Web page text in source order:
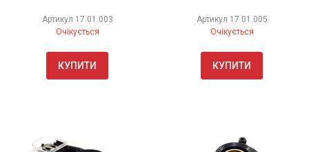
Артикул 17.01.003
Очікується
КУПИТИ
Артикул 17.01.005
Очікується
КУПИТИ